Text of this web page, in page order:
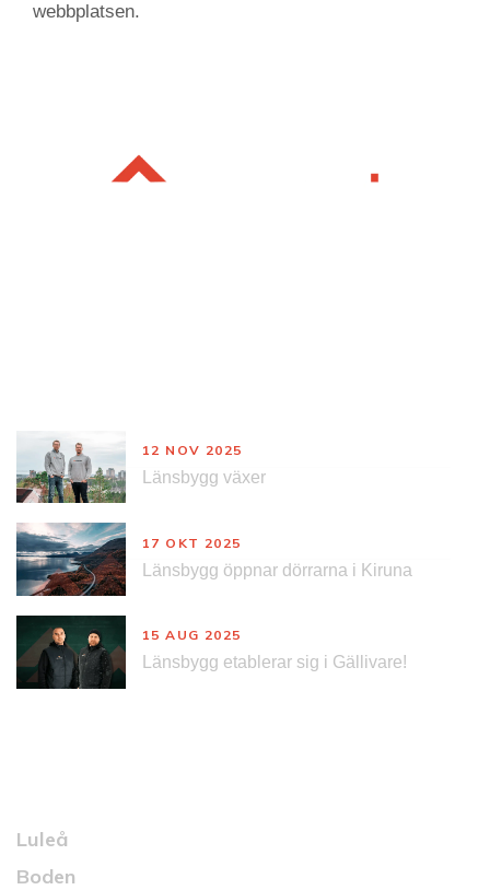
webbplatsen.
12 NOV 2025
Länsbygg växer
17 OKT 2025
Länsbygg öppnar dörrarna i Kiruna
15 AUG 2025
Länsbygg etablerar sig i Gällivare!
Luleå
Boden